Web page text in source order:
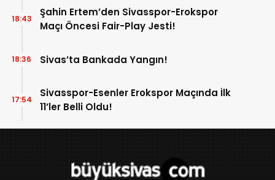
Şahin Ertem’den Sivasspor-Erokspor
Maçı Öncesi Fair-Play Jesti!
18:43
Sivas’ta Bankada Yangın!
18:36
Sivasspor-Esenler Erokspor Maçında İlk
11’ler Belli Oldu!
17:54